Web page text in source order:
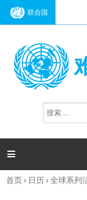
联合国
搜
索

你
首页› 日历›全球系列